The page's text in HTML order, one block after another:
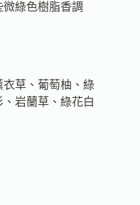
綠色樹脂香調
草、葡萄柚、綠
岩蘭草、綠花白